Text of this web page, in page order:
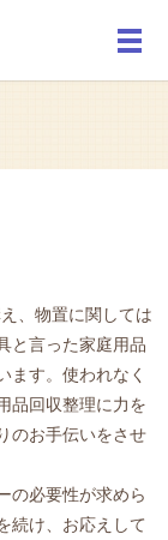
メ
、物置に関しては
と言った家庭用品
ます。使われなく
品回収整理に力を
のお手伝いをさせ
の必要性が求めら
続け、お応えして